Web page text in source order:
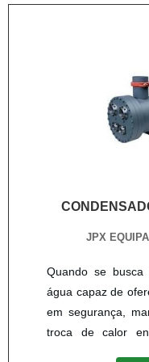
A empresa está
na região do
quilômetros da
oferece seus
JPX
Quando se
água capaz de
em segurança,
troca de calor